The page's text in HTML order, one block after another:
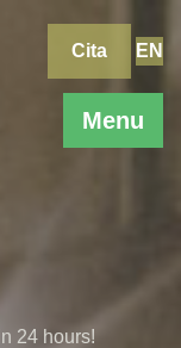
Menu
Cita EN
24 hours!